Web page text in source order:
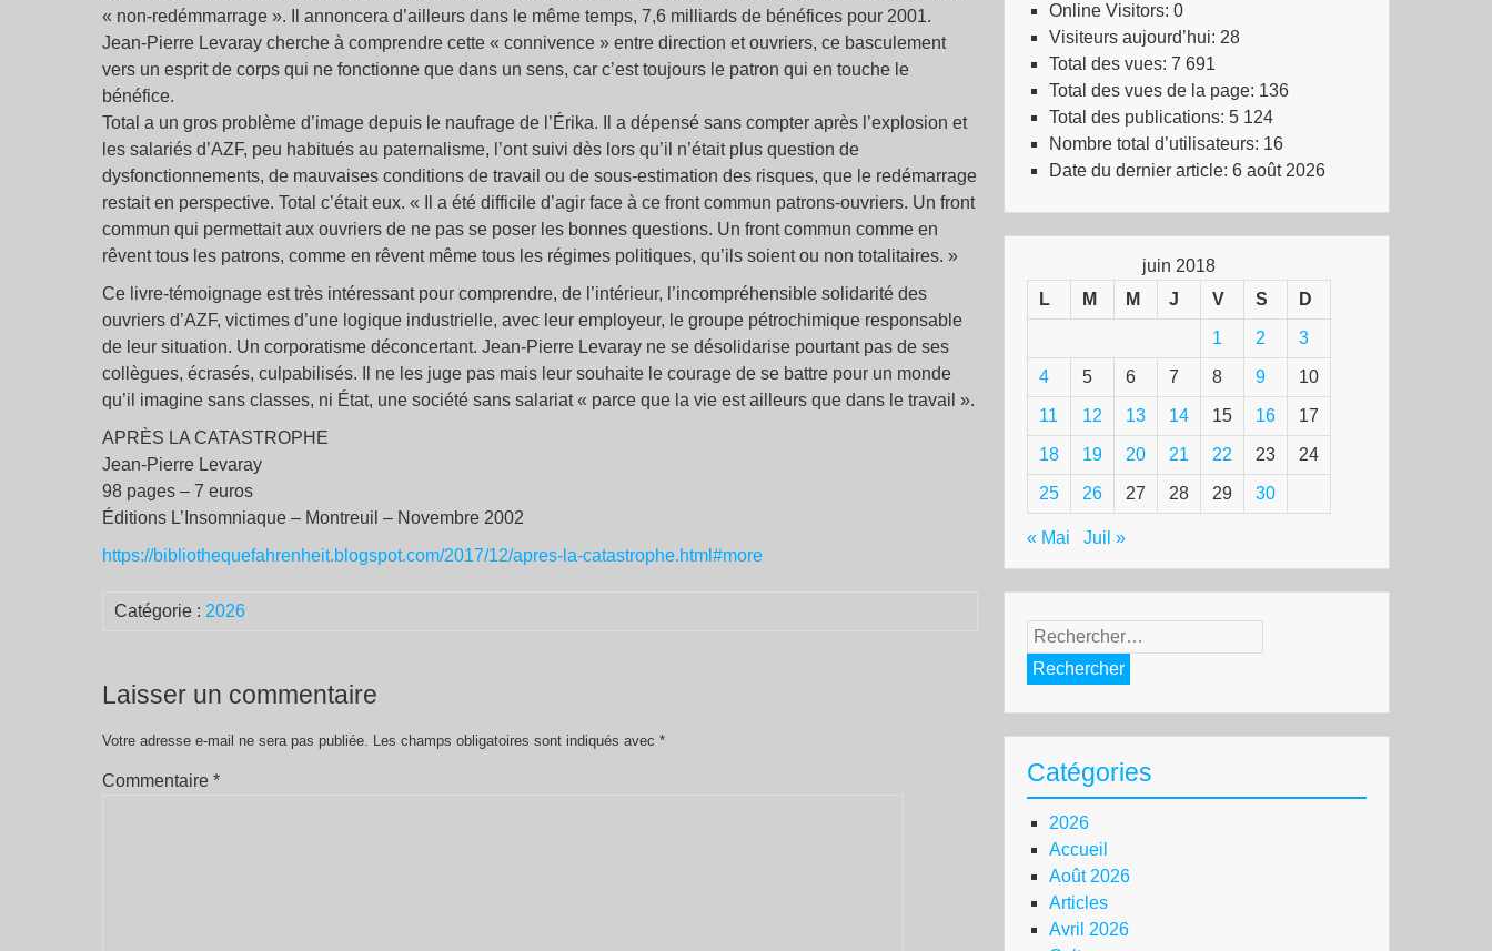
« non-redémmarrage ». Il annoncera d’ailleurs dans le même temps, 7,6 milliards de bénéfices pour 2001.
Jean-Pierre Levaray cherche à comprendre cette « connivence » entre direction et ouvriers, ce basculement
vers un esprit de corps qui ne fonctionne que dans un sens, car c’est toujours le patron qui en touche le
bénéfice.
Total a un gros problème d’image depuis le naufrage de l’Érika. Il a dépensé sans compter après l’explosion et
les salariés d’AZF, peu habitués au paternalisme, l’ont suivi dès lors qu’il n’était plus question de
dysfonctionnements, de mauvaises conditions de travail ou de sous-estimation des risques, que le redémarrage
restait en perspective. Total c’était eux. « Il a été difficile d’agir face à ce front commun patrons-ouvriers. Un front
commun qui permettait aux ouvriers de ne pas se poser les bonnes questions. Un front commun comme en
rêvent tous les patrons, comme en rêvent même tous les régimes politiques, qu’ils soient ou non totalitaires. »
Ce livre-témoignage est très intéressant pour comprendre, de l’intérieur, l’incompréhensible solidarité des
ouvriers d’AZF, victimes d’une logique industrielle, avec leur employeur, le groupe pétrochimique responsable
de leur situation. Un corporatisme déconcertant. Jean-Pierre Levaray ne se désolidarise pourtant pas de ses
collègues, écrasés, culpabilisés. Il ne les juge pas mais leur souhaite le courage de se battre pour un monde
qu’il imagine sans classes, ni État, une société sans salariat « parce que la vie est ailleurs que dans le travail ».
APRÈS LA CATASTROPHE
Jean-Pierre Levaray
98 pages – 7 euros
Éditions L’Insomniaque – Montreuil – Novembre 2002
https://bibliothequefahrenheit.blogspot.com/2017/12/apres-la-catastrophe.html#more
Catégorie : 2026
Laisser un commentaire
Votre adresse e-mail ne sera pas publiée. Les champs obligatoires sont indiqués avec *
Commentaire *
Online Visitors: 0
Visiteurs aujourd’hui: 28
Total des vues: 7 691
Total des vues de la page: 136
Total des publications: 5 124
Nombre total d’utilisateurs: 16
Date du dernier article: 6 août 2026
juin 2018
L
M M J V S D
1 2 3
4 5 6 7 8 9 10
11 12 13 14 15 16 17
18 19 20 21 22 23 24
25 26 27 28 29 30
« Mai Juil »
Rechercher :
Catégories
2026
Accueil
Août 2026
Articles
Avril 2026